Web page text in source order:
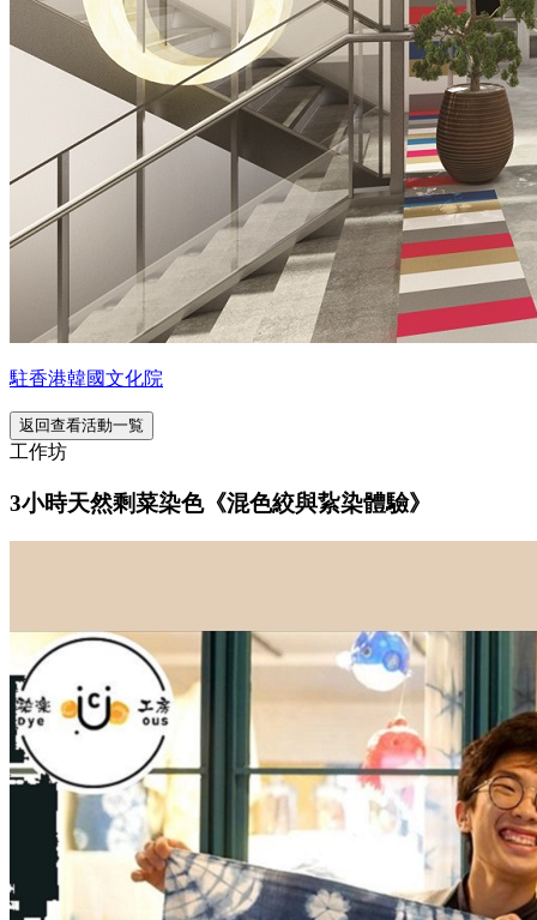
駐香港韓國文化院
返回查看活動一覧
工作坊
3小時天然剩菜染色《混色絞與紥染體驗》